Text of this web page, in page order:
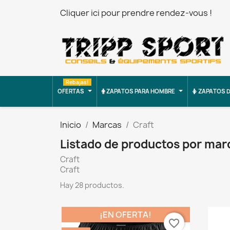
Cliquer ici pour prendre rendez-vous !
OFERTAS
Rebajas!
ZAPATOS PARA HOMBRE ZAPATOS
Inicio Marcas Craft
Listado de productos por
Craft
Craft
Hay 28 productos.
¡EN OFERTA!
favorite_border